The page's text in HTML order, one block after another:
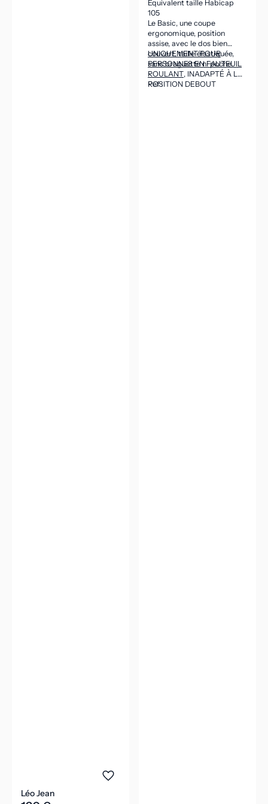
Léo Jean
Équivalent taille Habicap
105
Le Basic, une coupe
ergonomique, position
assise, avec le dos bien
couvert, taille élastiquée,
sans braguette ni poche.
UNIQUEMENT POUR
PERSONNES EN FAUTEUIL
ROULANT, INADAPTÉ À LA
POSITION DEBOUT
Ref :